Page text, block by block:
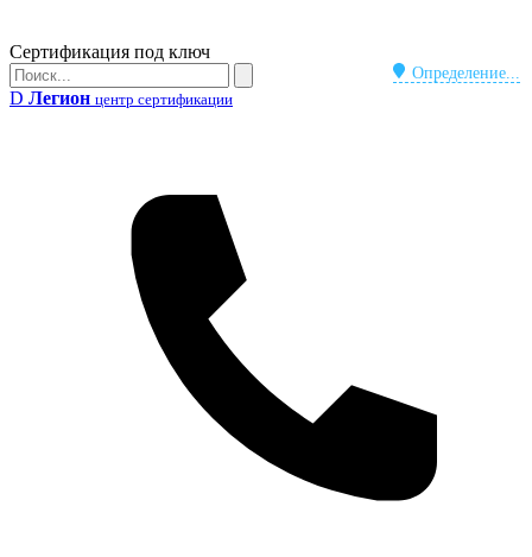
Бейдж
Сертификация под ключ
Определение...
Поиск
Поиск
D Легион центр сертификации